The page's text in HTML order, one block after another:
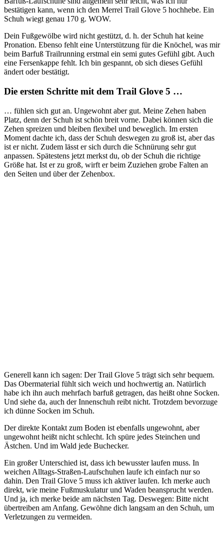
bestätigen kann, wenn ich den Merrel Trail Glove 5 hochhebe. Ein
Schuh wiegt genau 170 g. WOW.
Dein Fußgewölbe wird nicht gestützt, d. h. der Schuh hat keine
Pronation. Ebenso fehlt eine Unterstützung für die Knöchel, was mir
beim Barfuß Trailrunning erstmal ein semi gutes Gefühl gibt. Auch
eine Fersenkappe fehlt. Ich bin gespannt, ob sich dieses Gefühl
ändert oder bestätigt.
Die ersten Schritte mit dem Trail Glove 5 …
… fühlen sich gut an. Ungewohnt aber gut. Meine Zehen haben
Platz, denn der Schuh ist schön breit vorne. Dabei können sich die
Zehen spreizen und bleiben flexibel und beweglich. Im ersten
Moment dachte ich, dass der Schuh deswegen zu groß ist, aber das
ist er nicht. Zudem lässt er sich durch die Schnürung sehr gut
anpassen. Spätestens jetzt merkst du, ob der Schuh die richtige
Größe hat. Ist er zu groß, wirft er beim Zuziehen grobe Falten an
den Seiten und über der Zehenbox.
Generell kann ich sagen: Der Trail Glove 5 trägt sich sehr bequem.
Das Obermaterial fühlt sich weich und hochwertig an. Natürlich
habe ich ihn auch mehrfach barfuß getragen, das heißt ohne Socken.
Und siehe da, auch der Innenschuh reibt nicht. Trotzdem bevorzuge
ich dünne Socken im Schuh.
Der direkte Kontakt zum Boden ist ebenfalls ungewohnt, aber
ungewohnt heißt nicht schlecht. Ich spüre jedes Steinchen und
Ästchen. Und im Wald jede Buchecker.
Ein großer Unterschied ist, dass ich bewusster laufen muss. In
weichen Alltags-Straßen-Laufschuhen laufe ich einfach nur so
dahin. Den Trail Glove 5 muss ich aktiver laufen. Ich merke auch
direkt, wie meine Fußmuskulatur und Waden beansprucht werden.
Und ja, ich merke beide am nächsten Tag. Deswegen: Bitte nicht
übertreiben am Anfang. Gewöhne dich langsam an den Schuh, um
Verletzungen zu vermeiden.